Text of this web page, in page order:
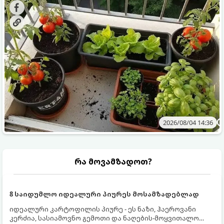
ბოსტნეულს მოკრეფთ.
და როგორ მოუაროთ მათ სწორად.
2026/08/04 14:36
რა მოვამზადოთ?
8 საიდუმლო იდეალური პიურეს მოსამზადებლად
იდეალური კარტოფილის პიურე - ეს ნაზი, ჰაეროვანი
კერძია, სასიამოვნო გემოთი და ნაღების-მოყვითალო